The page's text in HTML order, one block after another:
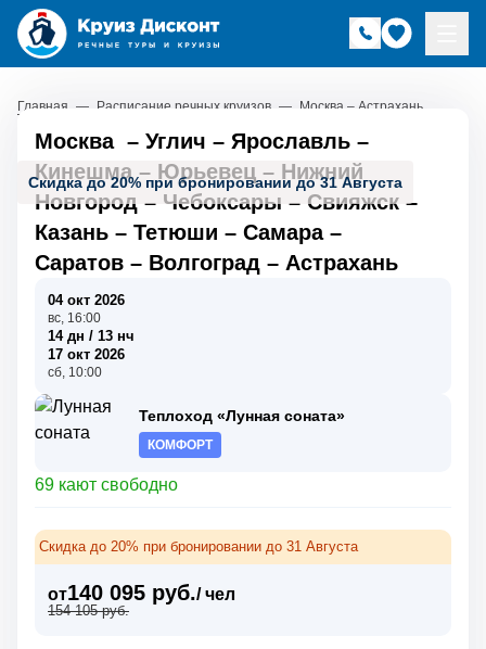
Главная — Расписание речных круизов — Москва – Астрахань
Скидка до 20% при бронировании до 31 Августа
Москва – Углич – Ярославль –
Кинешма– Юрьевец – Нижний
Новгород – Чебоксары – Свияжск –
Казань – Тетюши – Самара–
Саратов – Волгоград – Астрахань
04 окт 2026
вс, 16:00
14 дн / 13 нч
17 окт 2026
сб, 10:00
Теплоход «Лунная соната»
КОМФОРТ
69 кают свободно
Скидка до 20% при бронировании до 31 Августа
от140 095 руб./ чел
154 105 руб.